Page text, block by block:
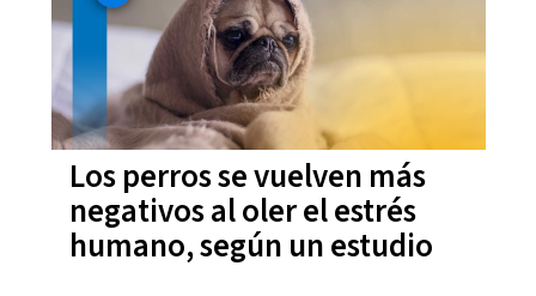
Los perros se vuelven más
negativos al oler el estrés
humano, según un estudio